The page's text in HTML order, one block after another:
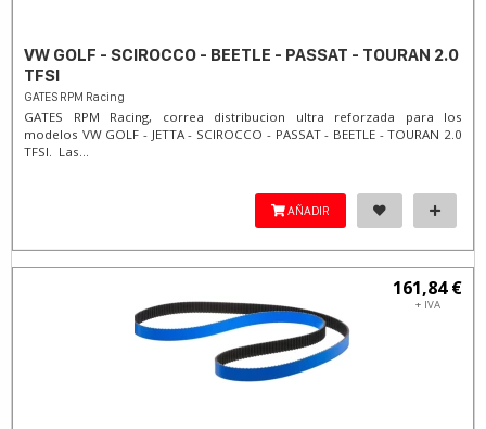
VW GOLF - SCIROCCO - BEETLE - PASSAT - TOURAN 2.0
TFSI
GATES RPM Racing
GATES RPM Racing, correa distribucion ultra reforzada para los
modelos VW GOLF - JETTA - SCIROCCO - PASSAT - BEETLE - TOURAN 2.0
TFSI. Las...
AÑADIR
161,84 €
+ IVA